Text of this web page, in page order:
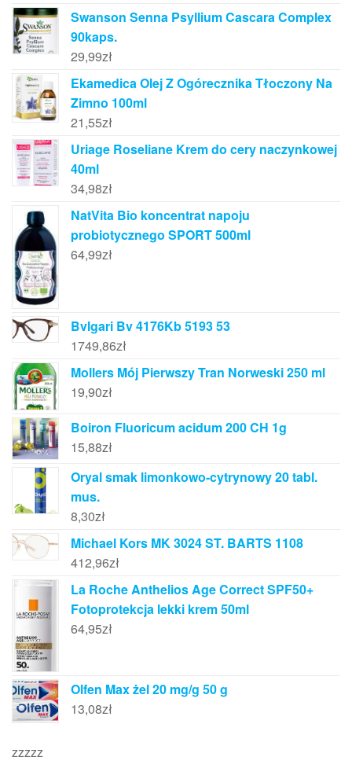
Swanson Senna Psyllium Cascara Complex
90kaps.
29,99zł
Ekamedica Olej Z Ogórecznika Tłoczony Na
Zimno 100ml
21,55zł
Uriage Roseliane Krem do cery naczynkowej
40ml
34,98zł
NatVita Bio koncentrat napoju
probiotycznego SPORT 500ml
64,99zł
Bvlgari Bv 4176Kb 5193 53
1749,86zł
Mollers Mój Pierwszy Tran Norweski 250 ml
19,90zł
Boiron Fluoricum acidum 200 CH 1g
15,88zł
Oryal smak limonkowo-cytrynowy 20 tabl.
mus.
8,30zł
Michael Kors MK 3024 ST. BARTS 1108
412,96zł
La Roche Anthelios Age Correct SPF50+
Fotoprotekcja lekki krem 50ml
64,95zł
Olfen Max żel 20 mg/g 50 g
13,08zł
zzzzz